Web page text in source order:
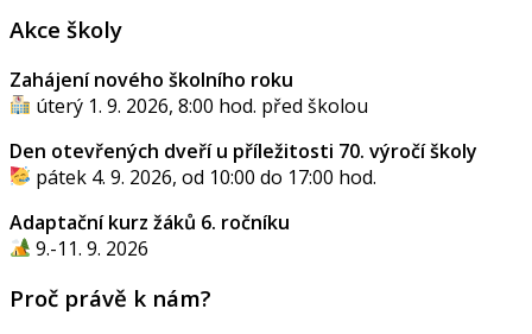
Akce školy
Zahájení nového školního roku
úterý 1. 9. 2026, 8:00 hod. před školou
Den otevřených dveří u příležitosti 70. výročí školy
pátek 4. 9. 2026, od 10:00 do 17:00 hod.
Adaptační kurz žáků 6. ročníku
9.-11. 9. 2026
Proč právě k nám?